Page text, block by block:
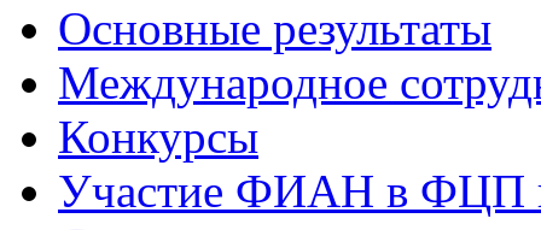
Основные результаты
Международное
Конкурсы
Участие ФИАН в ФЦП